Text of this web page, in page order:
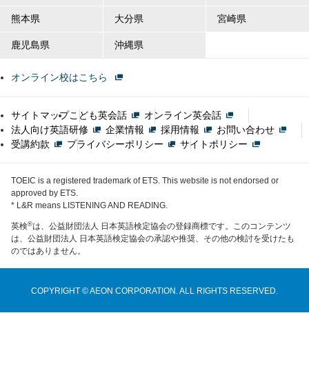
熊本県 大分県 宮崎県
鹿児島県 沖縄県
オンライン校はこちら
サイトマップこども英会話
オンライン英会話
法人向け英語研修
企業情報 採用情報
お問い合わせ
受講約款
プライバシーポリシー サイトポリシー
TOEIC is a registered trademark of ETS. This website is not endorsed or
approved by ETS.
* L&R means LISTENING AND READING.
英検®は、公益財団法人 日本英語検定協会の登録商標です。このコンテンツ
は、公益財団法人 日本英語検定協会の承認や推奨、その他の検討を受けたも
のではありません。
COPYRIGHT © AEON CORPORATION. ALL RIGHTS RESERVED.